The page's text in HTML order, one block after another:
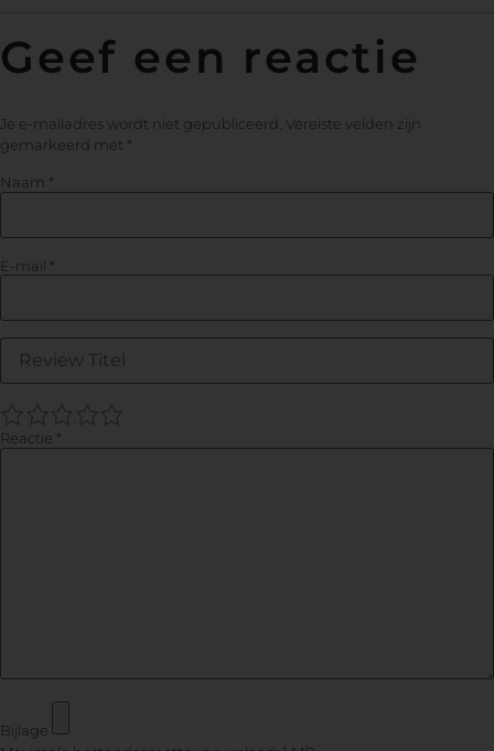
Geef een reactie
Je e-mailadres wordt niet gepubliceerd. Vereiste velden zijn
gemarkeerd met *
Naam *
E-mail *
5
4
3
2
Reactie *
Bijlage